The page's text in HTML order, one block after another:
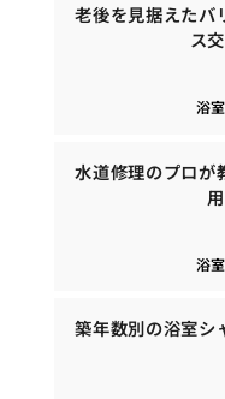
老後を見据えたバ
ス
浴室
水道修理のプロが
浴室
築年数別の浴室シ